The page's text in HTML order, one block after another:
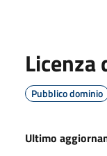
Pubblico dominio
Ultimo